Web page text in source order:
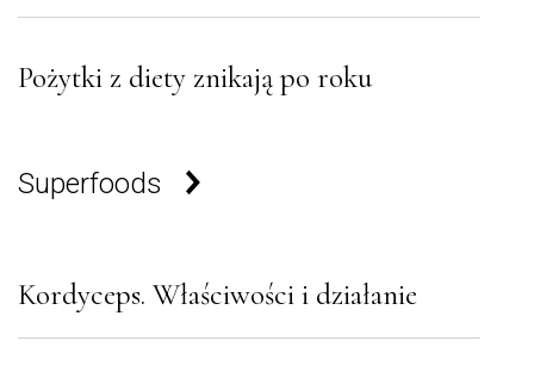
Pożytki z diety znikają po roku
Superfoods
Kordyceps. Właściwości i działanie